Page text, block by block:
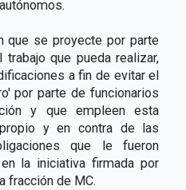
que se proyecte por parte
que pueda realizar,
a fin de evitar el
por parte de funcionarios
y que empleen esta
y en contra de las
que le fueron
la iniciativa firmada por
fracción de MC.